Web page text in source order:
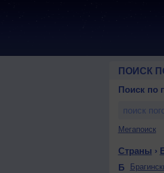
ПОИСК
Поиск по
Мегапоиск
Страны ›
Б